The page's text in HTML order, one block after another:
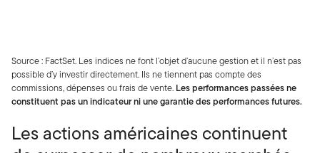
Source : FactSet. Les indices ne font l’objet d’aucune gestion et il n’est pas
possible d’y investir directement. Ils ne tiennent pas compte des
commissions, dépenses ou frais de vente. Les performances passées ne
constituent pas un indicateur ni une garantie des performances futures.
Les actions américaines continuent